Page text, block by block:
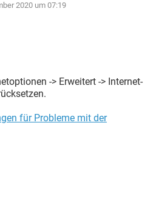
2020 um 07:19
-> Erweitert -> Internet-
für Probleme mit der